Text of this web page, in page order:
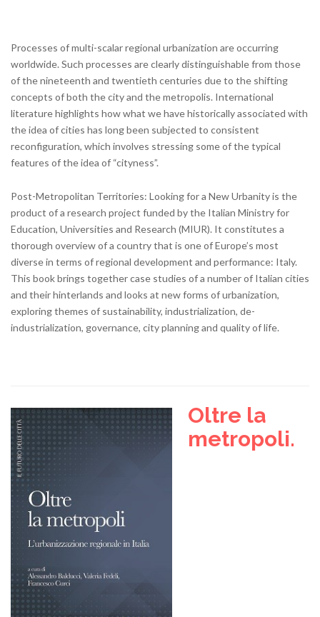
Processes of multi-scalar regional urbanization are occurring
worldwide. Such processes are clearly distinguishable from those
of the nineteenth and twentieth centuries due to the shifting
concepts of both the city and the metropolis. International
literature highlights how what we have historically associated with
the idea of cities has long been subjected to consistent
reconfiguration, which involves stressing some of the typical
features of the idea of “cityness”.
Post-Metropolitan Territories: Looking for a New Urbanity is the
product of a research project funded by the Italian Ministry for
Education, Universities and Research (MIUR). It constitutes a
thorough overview of a country that is one of Europe’s most
diverse in terms of regional development and performance: Italy.
This book brings together case studies of a number of Italian cities
and their hinterlands and looks at new forms of urbanization,
exploring themes of sustainability, industrialization, de-
industrialization, governance, city planning and quality of life.
Oltre la
metropoli.